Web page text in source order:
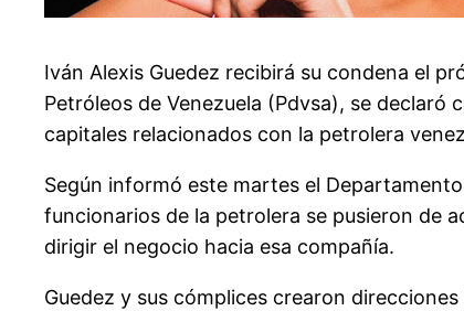
Iván Alexis Guedez recibirá su condena el
Petróleos de Venezuela (Pdvsa), se
capitales relacionados con la petrolera
Según informó este martes el
funcionarios de la petrolera se pusieron de
dirigir el negocio hacia esa compañía.
Guedez y sus cómplices crearon